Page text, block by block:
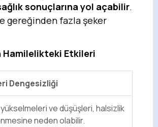
sonuçlarına yol açabilir.
gereğinden fazla şeker
Hamilelikteki Etkileri
Dengesizliği
ve düşüşleri, halsizlik
neden olabilir.